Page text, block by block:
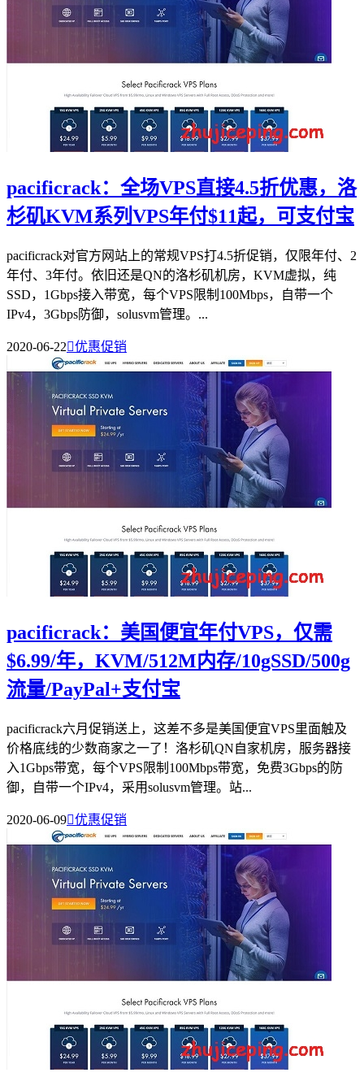
pacificrack：全场VPS直接4.5折优惠，洛
杉矶KVM系列VPS年付$11起，可支付宝
pacificrack对官方网站上的常规VPS打4.5折促销，仅限年付、2
年付、3年付。依旧还是QN的洛杉矶机房，KVM虚拟，纯
SSD，1Gbps接入带宽，每个VPS限制100Mbps，自带一个
IPv4，3Gbps防御，solusvm管理。...
2020-06-22优惠促销
pacificrack：美国便宜年付VPS，仅需
$6.99/年，KVM/512M内存/10gSSD/500g
流量/PayPal+支付宝
pacificrack六月促销送上，这差不多是美国便宜VPS里面触及
价格底线的少数商家之一了！洛杉矶QN自家机房，服务器接
入1Gbps带宽，每个VPS限制100Mbps带宽，免费3Gbps的防
御，自带一个IPv4，采用solusvm管理。站...
2020-06-09优惠促销